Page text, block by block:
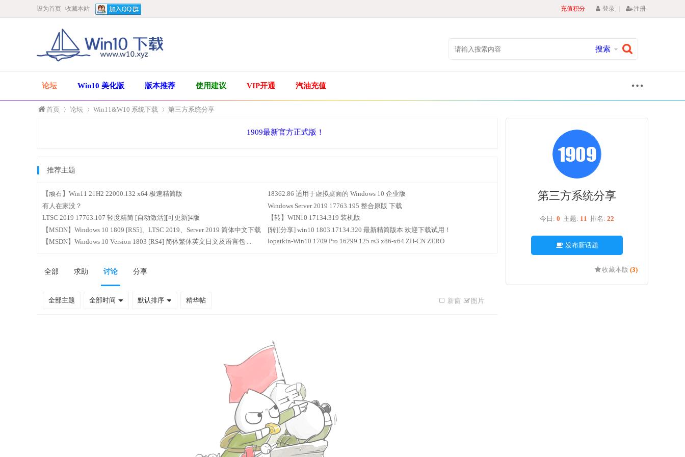
设为首页 收藏本站 充值积分 登录 | 注册
搜索
论坛 Win10 美化版 版本推荐 使用建议 VIP开通 汽油充值
首页 论坛 Win11&W10 系统下载 第三方系统分享
1909最新官方正式版！
推荐主题
【顽石】Win11 21H2 22000.132 x64 极速精简版
18362.86 适用于虚拟桌面的 Windows 10 企业版
有人在家没？
Windows Server 2019 17763.195 整合原版 下载
LTSC 2019 17763.107 轻度精简 [自动激活][可更新]4版
【转】WIN10 17134.319 装机版
【MSDN】Windows 10 1809 [RS5]、LTSC 2019、Server 2019 简体中文下载
[转][分享] win10 1803.17134.320 最新精简版本 欢迎下载试用！
【MSDN】Windows 10 Version 1803 [RS4] 简体繁体英文日文及语言包 ...
lopatkin-Win10 1709 Pro 16299.125 rs3 x86-x64 ZH-CN ZERO
全部 求助 讨论 分享
全部主题 全部时间 默认排序 精华帖 新窗 图片
第三方系统分享
今日: 0 主题: 11 排名: 22
发布新话题
收藏本版 (3)